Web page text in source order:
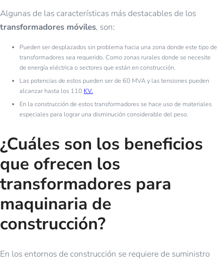
Algunas de las características más destacables de los
transformadores móviles, son:
Pueden ser desplazados sin problema hacia una zona donde este tipo de
transformadores sea requerido. Como zonas rurales donde se necesite
de energía eléctrica o sectores que están en construcción.
Las potencias de estos pueden ser de 60 MVA y las tensiones pueden
alcanzar hasta los 110 KV.
En la construcción de estos transformadores se hace uso de materiales
especiales para lograr una disminución considerable del peso.
¿Cuáles son los beneficios
que ofrecen los
transformadores para
maquinaria de
construcción?
En los entornos de construcción se requiere de suministro